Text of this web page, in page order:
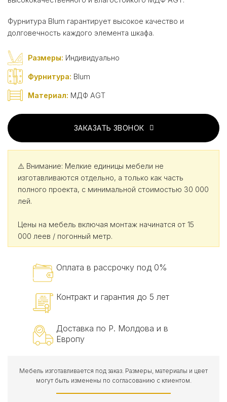
Фурнитура Blum гарантирует высокое качество и
долговечность каждого элемента шкафа.
Размеры: Индивидуально
Фурнитура: Blum
Материал: МДФ AGT
ЗАКАЗАТЬ ЗВОНОК
⚠️ Внимание: Мелкие единицы мебели не
изготавливаются отдельно, а только как часть
полного проекта, с минимальной стоимостью 30 000
лей.
Цены на мебель включая монтаж начинатся от 15
000 леев / погонный метр.
Оплата в рассрочку под 0%
Контракт и гарантия до 5 лет
Доставка по Р. Молдова и в
Европу
Мебель изготавливается под заказ. Размеры, материалы и цвет
могут быть изменены по согласованию с клиентом.